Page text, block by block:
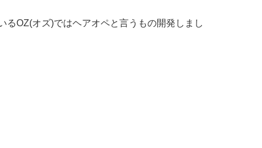
るOZ(オズ)ではヘアオペと言うもの開発しまし